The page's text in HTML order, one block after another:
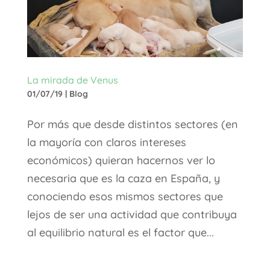
La mirada de Venus
01/07/19| Blog
Por más que desde distintos sectores (en
la mayoría con claros intereses
económicos) quieran hacernos ver lo
necesaria que es la caza en España, y
conociendo esos mismos sectores que
lejos de ser una actividad que contribuya
al equilibrio natural es el factor que...